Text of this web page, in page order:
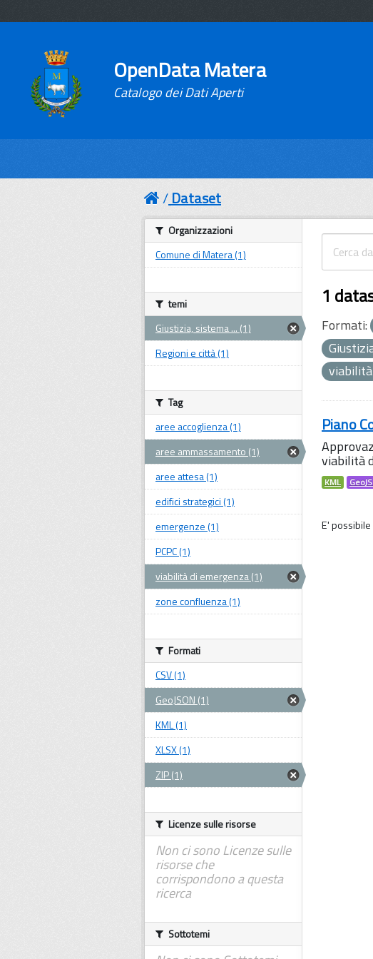
OpenData Matera
Catalogo dei Dati Aperti
Dataset
1
Formati:
Piano
viabilità
KML
E'
Organizzazioni
Comune di Matera (1)
temi
Giustizia, sistema ... (1)
Regioni e città (1)
Tag
aree accoglienza (1)
aree ammassamento (1)
aree attesa (1)
edifici strategici (1)
emergenze (1)
PCPC (1)
viabilità di emergenza (1)
zone confluenza (1)
Formati
CSV (1)
GeoJSON (1)
KML (1)
XLSX (1)
ZIP (1)
Licenze sulle risorse
Non ci sono Licenze sulle
risorse che
corrispondono a questa
ricerca
Sottotemi